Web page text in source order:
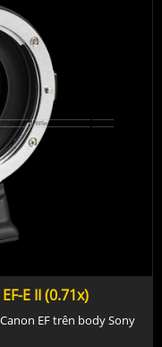
E II (0.71x)
EF trên body Sony